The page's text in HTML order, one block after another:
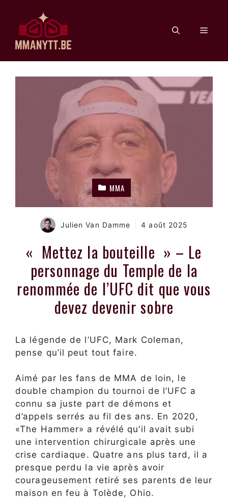
contenu
MMA
Julien Van Damme 4 août 2025
« Mettez la bouteille » – Le
personnage du Temple de la
renommée de l’UFC dit que vous
devez devenir sobre
La légende de l’UFC, Mark Coleman,
pense qu’il peut tout faire.
Aimé par les fans de MMA de loin, le
double champion du tournoi de l’UFC a
connu sa juste part de démons et
d’appels serrés au fil des ans. En 2020,
«The Hammer» a révélé qu’il avait subi
une intervention chirurgicale après une
crise cardiaque. Quatre ans plus tard, il a
presque perdu la vie après avoir
courageusement retiré ses parents de leur
maison en feu à Tolède, Ohio.